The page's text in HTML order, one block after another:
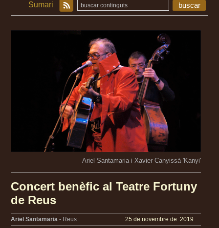
Sumari
buscar
Ariel Santamaria i Xavier Canyissà 'Kanyi'
Concert benèfic al Teatre Fortuny
de Reus
Ariel Santamaria - Reus 25 de novembre de 2019